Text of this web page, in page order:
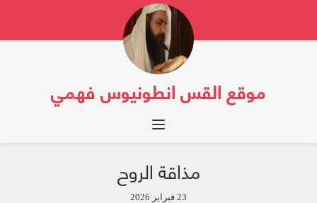
موقع القس انطونيوس فهمي
Toggle navigation
مذاقة الروح
23 فبراير 2026